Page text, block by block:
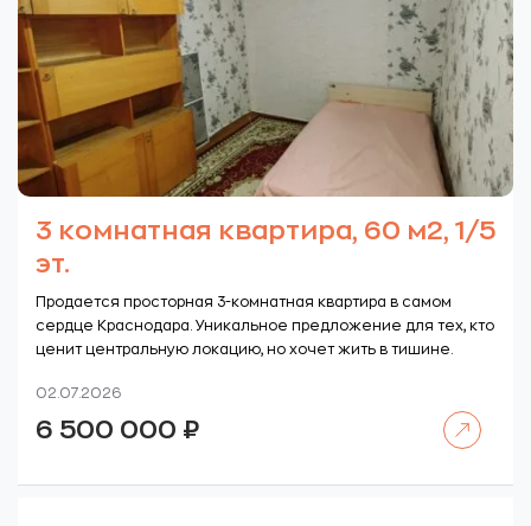
3 комнатная квартира, 60 м2, 1/5
эт.
Продается просторная 3-комнатная квартира в самом
сердце Краснодара. Уникальное предложение для тех, кто
ценит центральную локацию, но хочет жить в тишине.
02.07.2026
6 500 000 ₽